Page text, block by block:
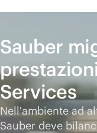
Sauber
Services
Nell'ambiente ad
Sauber deve